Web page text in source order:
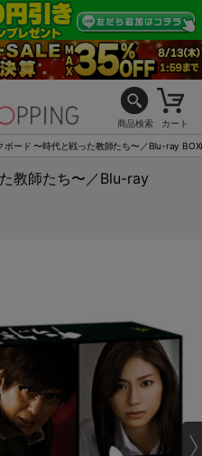
商品検索 カート
ボード 〜時代と戦った教師たち〜／Blu-ray
教師たち〜／Blu-ray